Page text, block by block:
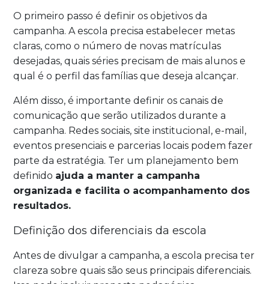
O primeiro passo é definir os objetivos da
campanha. A escola precisa estabelecer metas
claras, como o número de novas matrículas
desejadas, quais séries precisam de mais alunos e
qual é o perfil das famílias que deseja alcançar.
Além disso, é importante definir os canais de
comunicação que serão utilizados durante a
campanha. Redes sociais, site institucional, e-mail,
eventos presenciais e parcerias locais podem fazer
parte da estratégia. Ter um planejamento bem
definido ajuda a manter a campanha
organizada e facilita o acompanhamento dos
resultados.
Definição dos diferenciais da escola
Antes de divulgar a campanha, a escola precisa ter
clareza sobre quais são seus principais diferenciais.